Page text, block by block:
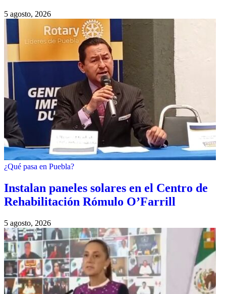
5 agosto, 2026
¿Qué pasa en Puebla?
Instalan paneles solares en el Centro de
Rehabilitación Rómulo O’Farrill
5 agosto, 2026